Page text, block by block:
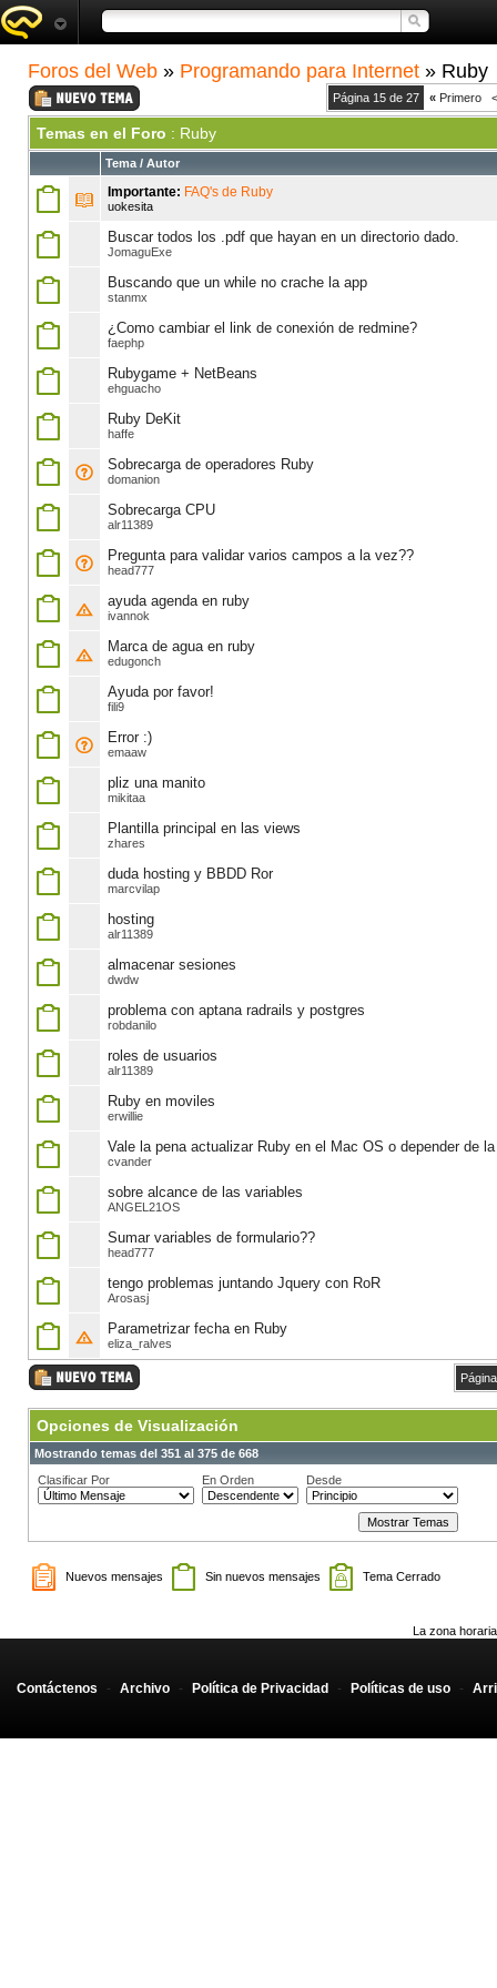
Foros del Web » Programando para Internet » Ruby
Página 15 de 27 « Primero <
Temas en el Foro : Ruby
Tema / Autor
Importante: FAQ's de Ruby
uokesita
Buscar todos los .pdf que hayan en un directorio dado.
JomaguExe
Buscando que un while no crache la app
stanmx
¿Como cambiar el link de conexión de redmine?
faephp
Rubygame + NetBeans
ehguacho
Ruby DeKit
haffe
Sobrecarga de operadores Ruby
domanion
Sobrecarga CPU
alr11389
Pregunta para validar varios campos a la vez??
head777
ayuda agenda en ruby
ivannok
Marca de agua en ruby
edugonch
Ayuda por favor!
fili9
Error :)
emaaw
pliz una manito
mikitaa
Plantilla principal en las views
zhares
duda hosting y BBDD Ror
marcvilap
hosting
alr11389
almacenar sesiones
dwdw
problema con aptana radrails y postgres
robdanilo
roles de usuarios
alr11389
Ruby en moviles
erwillie
Vale la pena actualizar Ruby en el Mac OS o depender de
cvander
sobre alcance de las variables
ANGEL21OS
Sumar variables de formulario??
head777
tengo problemas juntando Jquery con RoR
Arosasj
Parametrizar fecha en Ruby
eliza_ralves
Opciones de Visualización
Mostrando temas del 351 al 375 de 668
Clasificar Por
En Orden Desde
Nuevos mensajes Sin nuevos mensajes Tema Cerrado
La zona
Contáctenos - Archivo - Política de Privacidad - Políticas de uso -